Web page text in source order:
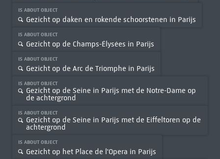
IS ABOUT OBJECT
Gezicht op daken en rokende schoorstenen in Parijs
IS ABOUT OBJECT
Gezicht op de Champs-Élysées in Parijs
IS ABOUT OBJECT
Gezicht op de Arc de Triomphe in Parijs
IS ABOUT OBJECT
Gezicht op de Seine in Parijs met de Notre-Dame op
de achtergrond
IS ABOUT OBJECT
Gezicht op de Seine in Parijs met de Eiffeltoren op de
achtergrond
IS ABOUT OBJECT
Gezicht op het Place de l'Opera in Parijs